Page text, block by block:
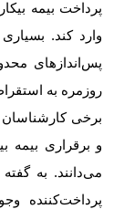
پرداخت بیمه
وارد کند.
پس‌اندازهای
روزمره به
برخی
و برقراری بیمه
می‌دانند. به گفته
پرداخت‌کننده